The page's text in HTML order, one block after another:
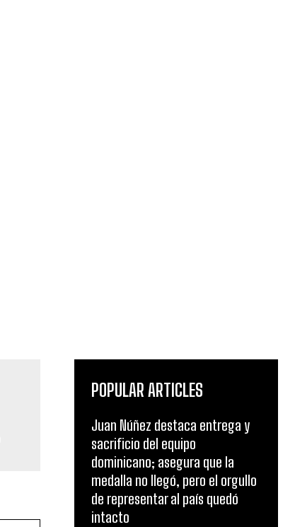
POPULAR ARTICLES
Juan Núñez destaca entrega y
sacrificio del equipo
dominicano; asegura que la
medalla no llegó, pero el orgullo
de representar al país quedó
intacto